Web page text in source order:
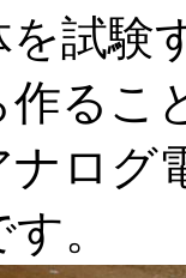
を試験
作るこ
ナログ
。